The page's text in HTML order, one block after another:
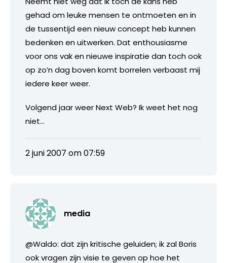
gehad om leuke mensen te ontmoeten en in
de tussentijd een nieuw concept heb kunnen
bedenken en uitwerken. Dat enthousiasme
voor ons vak en nieuwe inspiratie dan toch ook
op zo’n dag boven komt borrelen verbaast mij
iedere keer weer.
Volgend jaar weer Next Web? Ik weet het nog
niet…
2 juni 2007 om 07:59
media
@Waldo: dat zijn kritische geluiden; ik zal Boris
ook vragen zijn visie te geven op hoe het